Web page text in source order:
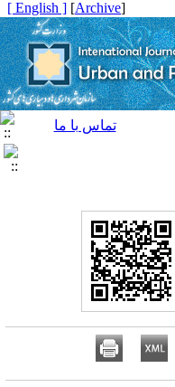
[
Archive
]
[ English ]
تماس با ما